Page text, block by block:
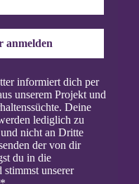
anmelden
informiert dich per
unserem Projekt und
Deine
lediglich zu
nicht an Dritte
der von dir
du in die
unserer